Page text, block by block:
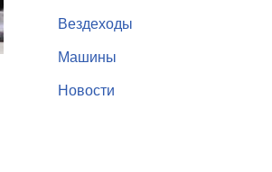
Вездеходы
Машины
Новости